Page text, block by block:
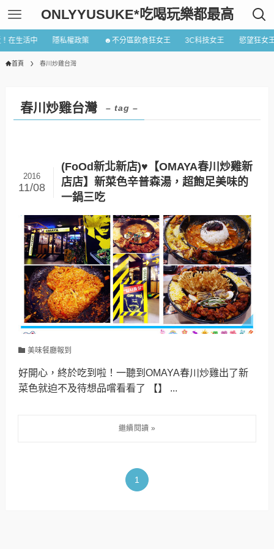
ONLYYUSUKE*吃喝玩樂都最高
在生活中 隱私權政策 ☻不分區飲食狂女王 3C科技女王 慾望狂女
首頁 春川炒雞台灣
春川炒雞台灣 – tag –
(FoOd新北新店)♥【OMAYA春川炒雞新
店店】新菜色辛普森湯，超飽足美味的
一鍋三吃
2016
11/08
美味餐廳報到
好開心，終於吃到啦！一聽到OMAYA春川炒雞出了新
菜色就迫不及待想品嚐看看了 【】 ...
1